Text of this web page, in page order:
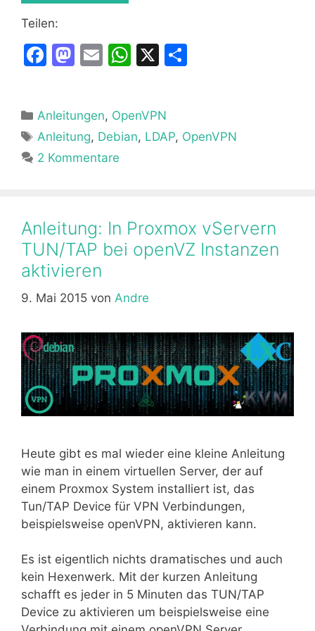
Teilen:
F
e
b
o
M
o
d
o
E
l
W
s
A
X
Kategorien
Anleitungen, OpenVPN
Schlagwörter
Anleitung, Debian, LDAP, OpenVPN
2 Kommentare
Anleitung: In Proxmox vServern
TUN/TAP bei openVZ Instanzen
aktivieren
9. Mai 2015 von Andre
Heute gibt es mal wieder eine kleine Anleitung
wie man in einem virtuellen Server, der auf
einem Proxmox System installiert ist, das
Tun/TAP Device für VPN Verbindungen,
beispielsweise openVPN, aktivieren kann.
Es ist eigentlich nichts dramatisches und auch
kein Hexenwerk. Mit der kurzen Anleitung
schafft es jeder in 5 Minuten das TUN/TAP
Device zu aktivieren um beispielsweise eine